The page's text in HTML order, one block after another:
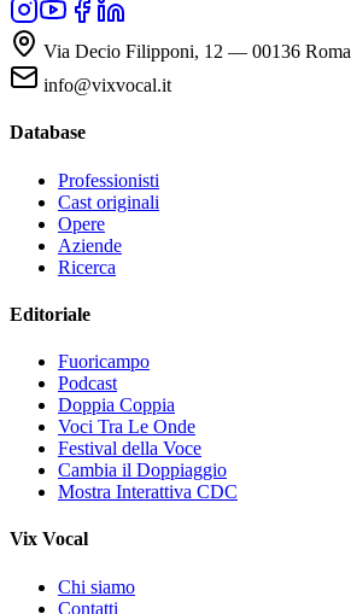
Via Decio Filipponi, 12 — 00136 Roma
info@vixvocal.it
Database
Professionisti
Cast originali
Opere
Aziende
Ricerca
Editoriale
Fuoricampo
Podcast
Doppia Coppia
Voci Tra Le Onde
Festival della Voce
Cambia il Doppiaggio
Mostra Interattiva CDC
Vix Vocal
Chi siamo
Contatti